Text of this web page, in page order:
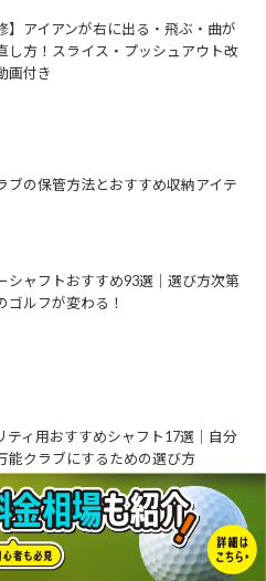
】アイアンが右に出る・飛ぶ・曲が
し方！スライス・プッシュアウト改
画付き
ブの保管方法とおすすめ収納アイテ
シャフトおすすめ93選│選び方次第
ゴルフが変わる！
ティ用おすすめシャフト17選│自分
能クラブにするための選び方
】アイアンの正しいテイクバックを
動画付き